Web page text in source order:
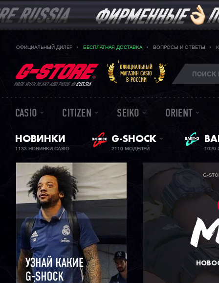
ОФИЦИАЛЬНЫЙ ДИЛЕР БЕСПЛАТНАЯ ДОСТАВКА ВОПРОСЫ И ОТВЕТЫ
MADE WITH HEART AND PRIDE INRUSSIA
ОФИЦИАЛЬНЫЙ
МАГАЗИН CASIO
В РОССИИ
CASIO CITIZEN SEIKO ORIENT
НОВИНКИ
1133 НОВИНКИ CASIO
G-SHOCK
2110 МОДЕЛЕЙ 1029
G-